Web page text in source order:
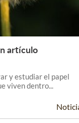
Leer Más +
artículo
y estudiar el papel
viven dentro...